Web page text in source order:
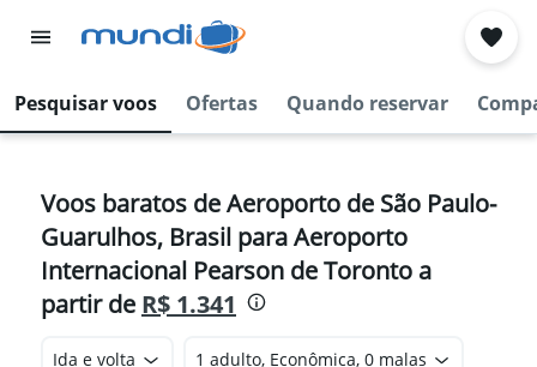
Pesquisar voos Ofertas Quando reservar
Voos baratos de Aeroporto de São Paulo-
Guarulhos, Brasil para Aeroporto
Internacional Pearson de Toronto a
partir de R$ 1.341
Ida e volta 1 adulto, Econômica, 0 malas